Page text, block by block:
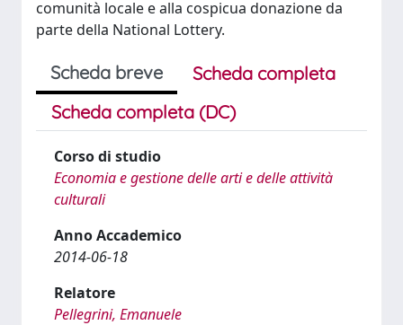
comunità locale e alla cospicua donazione da
parte della National Lottery.
Scheda breve
Scheda completa
Scheda completa (DC)
Corso di studio
Economia e gestione delle arti e delle attività
culturali
Anno Accademico
2014-06-18
Relatore
Pellegrini, Emanuele